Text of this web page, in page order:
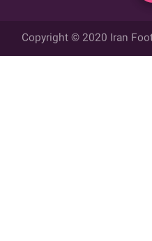
Copyright © 2020 Iran